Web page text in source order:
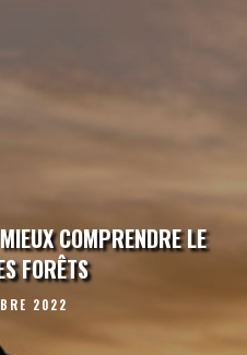
COMPRENDRE LE
FORÊTS
2022